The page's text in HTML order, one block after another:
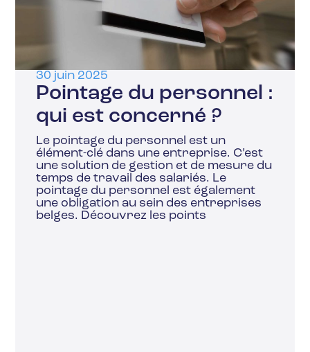
30 juin 2025
Pointage du personnel :
qui est concerné ?
Le pointage du personnel est un
élément-clé dans une entreprise. C’est
une solution de gestion et de mesure du
temps de travail des salariés. Le
pointage du personnel est également
une obligation au sein des entreprises
belges. Découvrez les points